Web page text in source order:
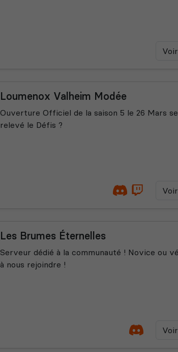
Loumenox Valheim Modée
Ouverture Officiel de la saison 5 le 26 Mars
relevé le Défis ?
Les Brumes Éternelles
Serveur dédié à la communauté ! Novice ou
à nous rejoindre !